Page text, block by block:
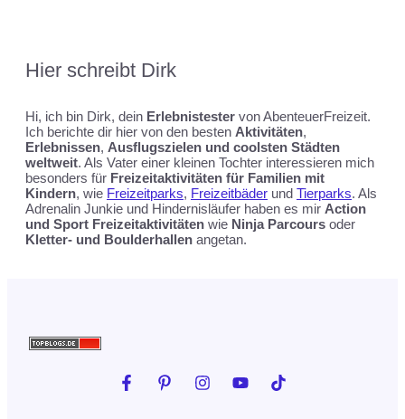
Hier schreibt Dirk
Hi, ich bin Dirk, dein Erlebnistester von AbenteuerFreizeit.
Ich berichte dir hier von den besten Aktivitäten,
Erlebnissen, Ausflugszielen und coolsten Städten
weltweit. Als Vater einer kleinen Tochter interessieren mich
besonders für Freizeitaktivitäten für Familien mit
Kindern, wie Freizeitparks, Freizeitbäder und Tierparks. Als
Adrenalin Junkie und Hindernisläufer haben es mir Action
und Sport Freizeitaktivitäten wie Ninja Parcours oder
Kletter- und Boulderhallen angetan.